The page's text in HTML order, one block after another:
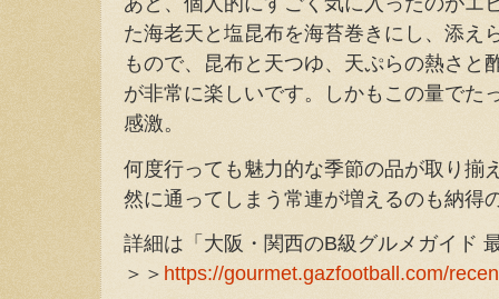
た海老天と塩昆布を海苔巻きにし、添え
もので、昆布と天つゆ、天ぷらの熱さと
が非常に楽しいです。しかもこの量でた
感激。
何度行っても魅力的な季節の品が取り揃
然に通ってしまう常連が増えるのも納得
詳細は「大阪・関西のB級グルメガイド
＞＞ https://gourmet.gazfootball.com/